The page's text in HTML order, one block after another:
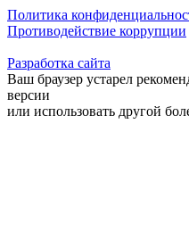
Политика
Противодействие коррупции
Разработка сайта
Ваш браузер устарел
версии
или использовать другой